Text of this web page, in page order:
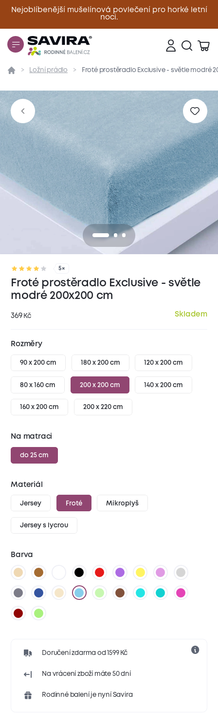
Nejoblíbenější mušelínová povlečení pro horké letní
noci.
Zavřít
Přehled Parametry Popis produktu Materiál
Ložní prádlo Froté prostěradlo Exclusive - světle modré
5×
Froté prostěradlo Exclusive - světle
modré 200x200 cm
369 Kč Skladem
Rozměry
90 x 200 cm 180 x 200 cm 120 x 200 cm
80 x 160 cm 200 x 200 cm 140 x 200 cm
160 x 200 cm 200 x 220 cm
Na matraci
do 25 cm
Materiál
Jersey Froté Mikroplyš
Jersey s lycrou
Barva
Doručení zdarma od 1599 Kč
Na vrácení zboží máte 50 dní
Rodinné balení je nyní Savira